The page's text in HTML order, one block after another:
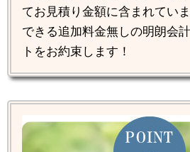
てお見積り金額に含まれてい
できる追加料金無しの明朗会
トをお約束します！